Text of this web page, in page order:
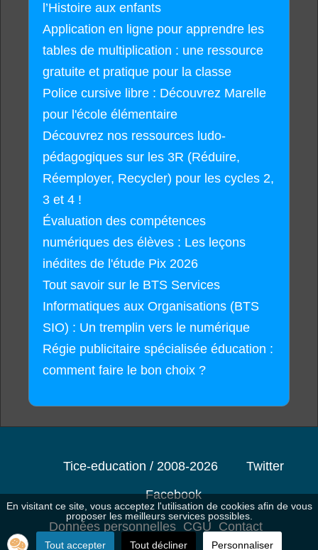
l’Histoire aux enfants
Application en ligne pour apprendre les
tables de multiplication : une ressource
gratuite et pratique pour la classe
Police cursive libre : Découvrez Marelle
pour l'école élémentaire
Découvrez nos ressources ludo-
pédagogiques sur les 3R (Réduire,
Réemployer, Recycler) pour les cycles 2,
3 et 4 !
Évaluation des compétences
numériques des élèves : Les leçons
inédites de l'étude Pix 2026
Tout savoir sur le BTS Services
Informatiques aux Organisations (BTS
SIO) : Un tremplin vers le numérique
Régie publicitaire spécialisée éducation :
comment faire le bon choix ?
Tice-education / 2008-2026
Twitter
Facebook
Données personnelles CGU Contact
En visitant ce site, vous acceptez l'utilisation de cookies afin de vous
proposer les meilleurs services possibles.
Tout accepter Tout décliner Personnaliser